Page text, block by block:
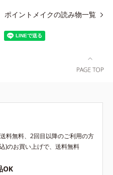
ポイントメイクの読み物一覧
料無料、2回目以降のご利用の方
)のお買い上げで、送料無料
OK